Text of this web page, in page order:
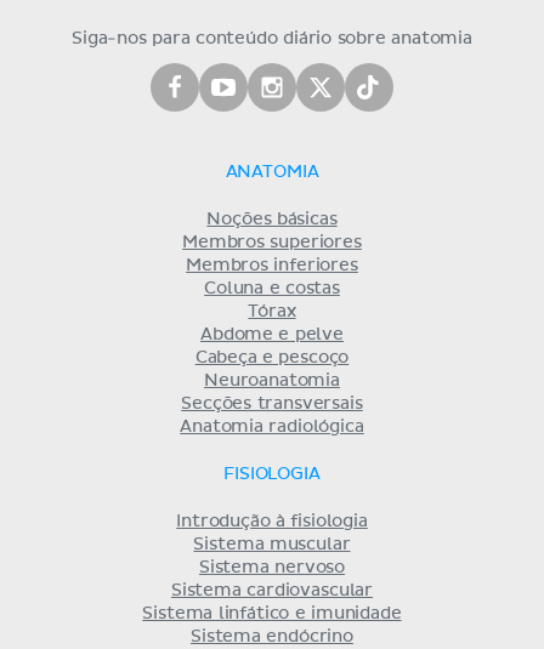
Siga-nos para conteúdo diário sobre anatomia
ANATOMIA
Noções básicas
Membros superiores
Membros inferiores
Coluna e costas
Tórax
Abdome e pelve
Cabeça e pescoço
Neuroanatomia
Secções transversais
Anatomia radiológica
FISIOLOGIA
Introdução à fisiologia
Sistema muscular
Sistema nervoso
Sistema cardiovascular
Sistema linfático e imunidade
Sistema endócrino